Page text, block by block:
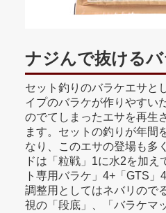
ナジんで抜ける
セット釣りのバラケエサと
イプのバラケが作りやすい
のでてしまったエサを再生
ます。セットの釣りが年間
なり、このエサの登場も多
ドは「粒戦」1に水2を加え
ト専用バラケ」4+「GTS」
調整用としてはネバリので
視の「段底」、「バラケマ